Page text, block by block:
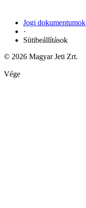
Jogi dokumentumok
·
Sütibeállítások
© 2026 Magyar Jeti Zrt.
Vége